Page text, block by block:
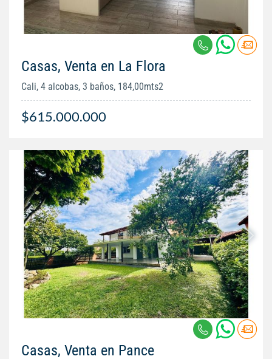
Casas, Venta en La Flora
Cali, 4 alcobas, 3 baños, 184,00mts2
$615.000.000
Casas, Venta en Pance